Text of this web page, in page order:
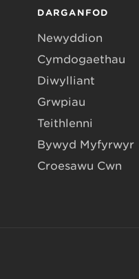
DARGANFOD
Newyddion
Cymdogaethau
Diwylliant
Grwpiau
Teithlenni
Bywyd Myfyrwyr
Croesawu Cŵn